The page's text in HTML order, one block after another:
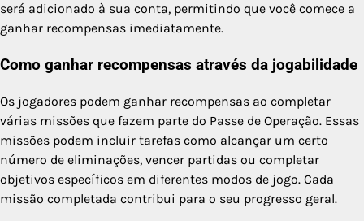
será adicionado à sua conta, permitindo que você comece a
ganhar recompensas imediatamente.
Como ganhar recompensas através da jogabilidade
Os jogadores podem ganhar recompensas ao completar
várias missões que fazem parte do Passe de Operação. Essas
missões podem incluir tarefas como alcançar um certo
número de eliminações, vencer partidas ou completar
objetivos específicos em diferentes modos de jogo. Cada
missão completada contribui para o seu progresso geral.